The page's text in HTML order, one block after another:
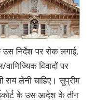
उस निर्देश पर रोक लगाई,
विवादों पर
लेनी चाहिए। सुप्रीम
के उस आदेश के तीन